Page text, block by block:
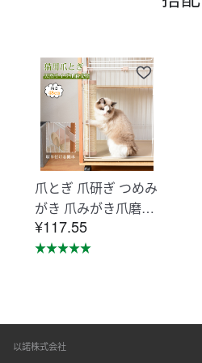
爪とぎ 爪研ぎ つめみ
がき 爪みがき爪磨き
猫用品ペット用品
【ベージュ】TX2858
¥117.55
以諾株式会社